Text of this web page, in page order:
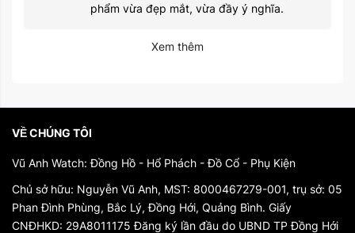
phẩm vừa đẹp mắt, vừa đầy ý nghĩa.
Xem thêm
VỀ CHÚNG TÔI
Vũ Anh Watch: Đồng Hồ - Hổ Phách - Đồ Cổ - Phụ Kiện
Chủ sở hữu: Nguyễn Vũ Anh, MST: 8000467279-001, trụ sở: 05
Phan Đình Phùng, Bắc Lý, Đồng Hới, Quảng Bình. Giấy
CNĐHKD: 29A8011175 Đăng ký lần đầu do UBND TP Đồng Hới